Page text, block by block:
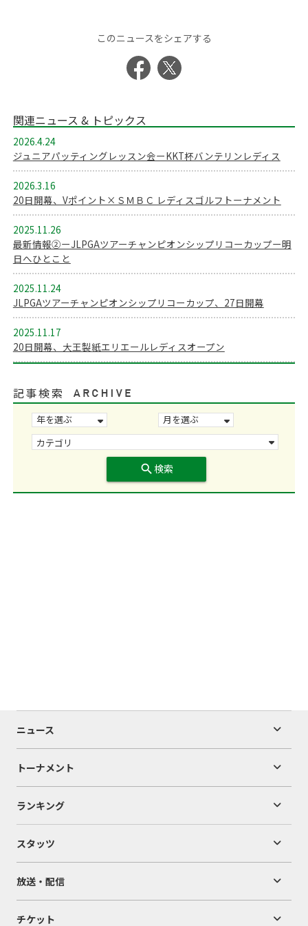
このニュースをシェアする
関連ニュース & トピックス
2026.4.24
ジュニアパッティングレッスン会ーKKT杯バンテリンレディス
2026.3.16
20日開幕、Vポイント×ＳＭＢＣ レディスゴルフトーナメント
2025.11.26
最新情報②ーJLPGAツアーチャンピオンシップリコーカップー明
日へひとこと
2025.11.24
JLPGAツアーチャンピオンシップリコーカップ、27日開幕
2025.11.17
20日開幕、大王製紙エリエールレディスオープン
記事検索
search検索
ニュース
トーナメント
ランキング
スタッツ
放送・配信
チケット